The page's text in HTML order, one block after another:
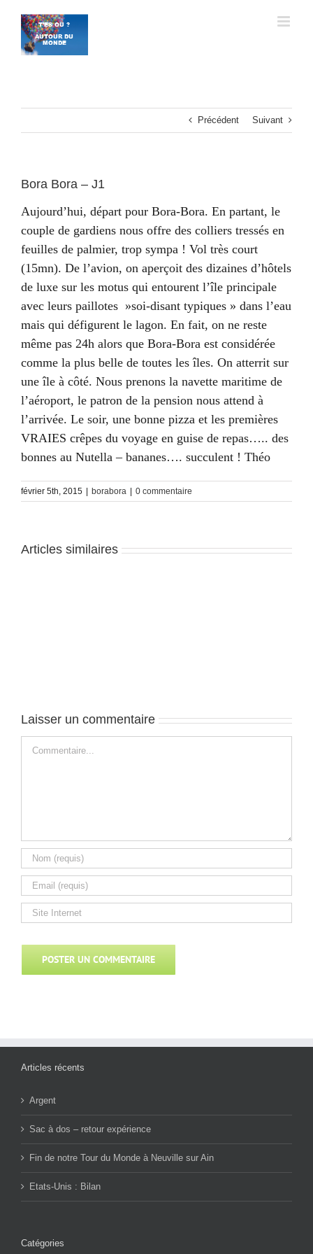
contenu
Précédent Suivant
Bora Bora – J1
Aujourd’hui, départ pour Bora-Bora. En partant, le
couple de gardiens nous offre des colliers tressés en
feuilles de palmier, trop sympa ! Vol très court
(15mn). De l’avion, on aperçoit des dizaines d’hôtels
de luxe sur les motus qui entourent l’île principale
avec leurs paillotes »soi-disant typiques » dans l’eau
mais qui défigurent le lagon. En fait, on ne reste
même pas 24h alors que Bora-Bora est considérée
comme la plus belle de toutes les îles. On atterrit sur
une île à côté. Nous prenons la navette maritime de
l’aéroport, le patron de la pension nous attend à
l’arrivée. Le soir, une bonne pizza et les premières
VRAIES crêpes du voyage en guise de repas….. des
bonnes au Nutella – bananes…. succulent ! Théo
février 5th, 2015 borabora 0 commentaire
Articles similaires
Laisser un commentaire
Articles récents
Argent
Sac à dos – retour expérience
Fin de notre Tour du Monde à Neuville sur Ain
Etats-Unis : Bilan
Catégories